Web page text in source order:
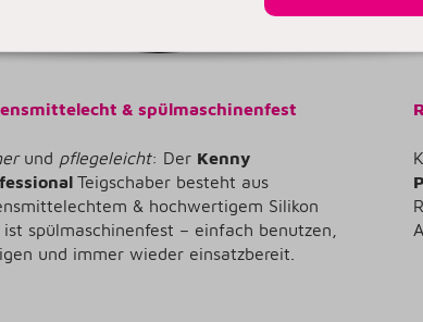
& spülmaschinenfest
und pflegeleicht: Der Kenny
Teigschaber besteht aus
& hochwertigem Silikon
ist spülmaschinenfest – einfach benutzen,
und immer wieder einsatzbereit.